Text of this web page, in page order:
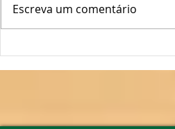
Oscilações Térmicas
Podem "Abrir a Porta" ao
Escreva um comentário